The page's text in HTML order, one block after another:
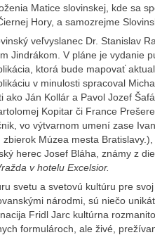
Matice slovinskej, kde sa
Hory, a samozrejme
veľvyslanec Dr. Stanislav
Jindrákom. V pláne je vydanie
ktorá bude mapovať
v minulosti spracoval
ako Ján Kollár a Pavol Jozef
Kopitar či France
vo výtvarnom umení zase
Múzea mesta
herec Josef Bláha, známy z
v hotelu Excelsior.
svetu a svetovú kultúru pre
národmi, sú niečo
Fridl Jarc kultúrna
formulároch, ale živé,